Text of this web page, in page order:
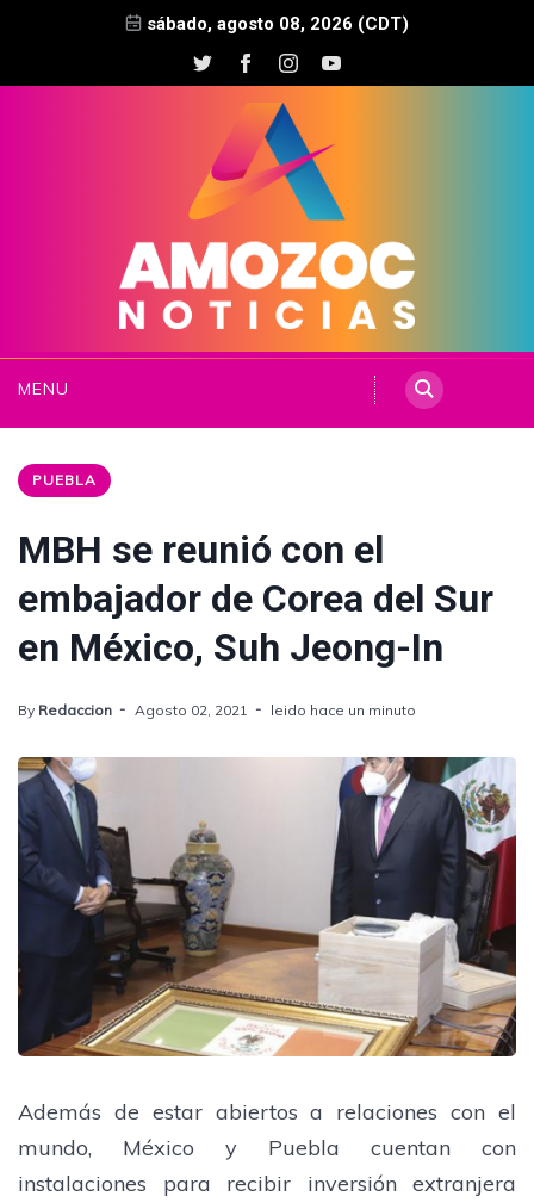
sábado, agosto 08, 2026 (CDT)
MENU
PUEBLA
MBH se reunió con el
embajador de Corea del Sur
en México, Suh Jeong-In
By Redaccion Agosto 02, 2021 leido hace un minuto
Además de estar abiertos a relaciones con el
mundo, México y Puebla cuentan con
instalaciones para recibir inversión extranjera